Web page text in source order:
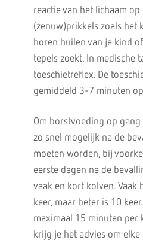
reactie van het lichaam op
(zenuw)prikkels zoals het
horen huilen van je kind
tepels zoekt. In medische
toeschietreflex. De
gemiddeld 3-7 minuten
Om borstvoeding op
zo snel mogelijk na de
moeten worden, bij
eerste dagen na de
vaak en kort kolven. Vaak
keer, maar beter is 10
maximaal 15 minuten per
krijg je het advies om